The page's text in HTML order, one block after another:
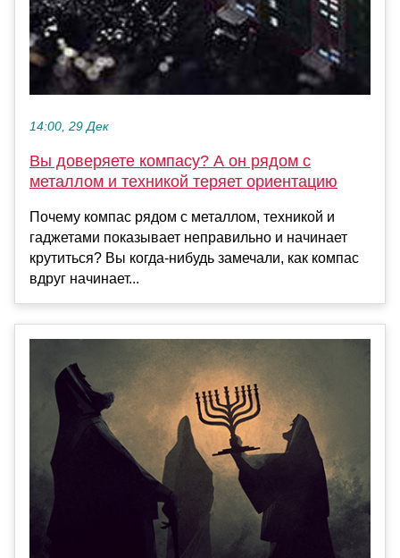
14:00, 29 Дек
Вы доверяете компасу? А он рядом с
металлом и техникой теряет ориентацию
Почему компас рядом с металлом, техникой и
гаджетами показывает неправильно и начинает
крутиться? Вы когда-нибудь замечали, как компас
вдруг начинает...